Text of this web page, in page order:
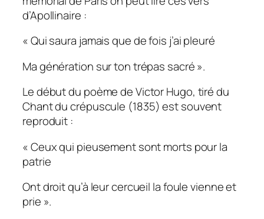
d’Apollinaire :
« Qui saura jamais que de fois j’ai pleuré
Ma génération sur ton trépas sacré ».
Le début du poème de Victor Hugo, tiré du
Chant du crépuscule (1835) est souvent
reproduit :
« Ceux qui pieusement sont morts pour la
patrie
Ont droit qu’à leur cercueil la foule vienne et
prie ».